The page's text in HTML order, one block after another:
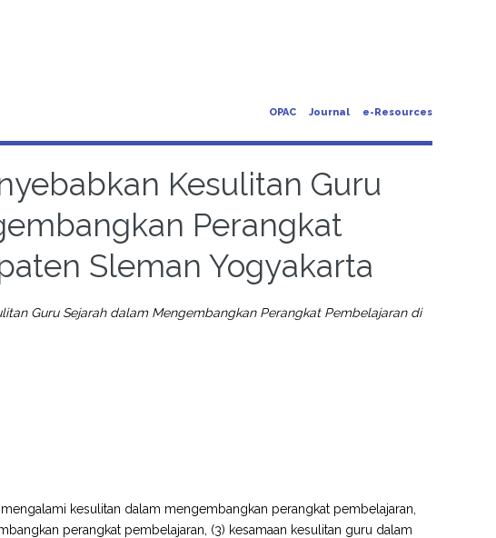
OPAC Journal e-Resources
Kesulitan Guru
Perangkat
Sleman Yogyakarta
Guru Sejarah dalam Mengembangkan Perangkat Pembelajaran di
kesulitan dalam mengembangkan perangkat pembelajaran,
perangkat pembelajaran, (3) kesamaan kesulitan guru dalam